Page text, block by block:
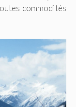
commodités